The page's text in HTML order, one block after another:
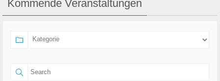
Kommende Veranstaltungen